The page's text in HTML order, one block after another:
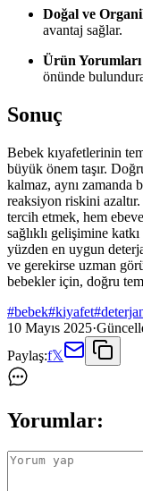
Doğal ve
avantaj sağlar.
Ürün
önünde
Sonuç
Bebek kıyafetlerinin
büyük önem taşır.
kalmaz, aynı
reaksiyon riskini
tercih etmek, hem
sağlıklı gelişimine
yüzden en uygun
ve gerekirse uzman
bebekler için, doğru
#bebek#kiyafet#
10 Mayıs 2025·
Paylaş:f𝕏
Yorumlar: